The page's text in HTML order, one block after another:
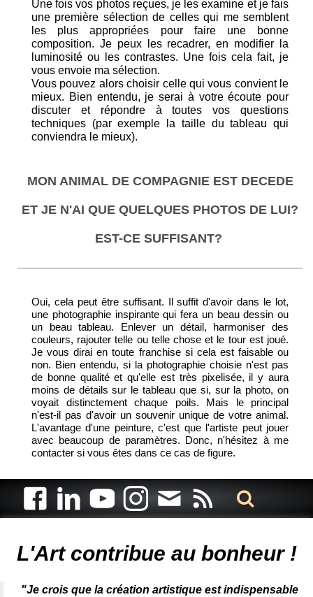
Une fois vos photos reçues, je les examine et je fais
une première sélection de celles qui me semblent
les plus appropriées pour faire une bonne
composition. Je peux les recadrer, en modifier la
luminosité ou les contrastes. Une fois cela fait, je
vous envoie ma sélection.
Vous pouvez alors choisir celle qui vous convient le
mieux. Bien entendu, je serai à votre écoute pour
discuter et répondre à toutes vos questions
techniques (par exemple la taille du tableau qui
conviendra le mieux).
MON ANIMAL DE COMPAGNIE EST DECEDE
ET JE N'AI QUE QUELQUES PHOTOS DE LUI?
EST-CE SUFFISANT?
Oui, cela peut être suffisant. Il suffit d'avoir dans le lot,
une photographie inspirante qui fera un beau dessin ou
un beau tableau. Enlever un détail, harmoniser des
couleurs, rajouter telle ou telle chose et le tour est joué.
Je vous dirai en toute franchise si cela est faisable ou
non. Bien entendu, si la photographie choisie n'est pas
de bonne qualité et qu'elle est très pixelisée, il y aura
moins de détails sur le tableau que si, sur la photo, on
voyait distinctement chaque poils. Mais le principal
n'est-il pas d'avoir un souvenir unique de votre animal.
L'avantage d'une peinture, c'est que l'artiste peut jouer
avec beaucoup de paramètres. Donc, n'hésitez à me
contacter si vous êtes dans ce cas de figure.
L'Art contribue au bonheur !
"Je crois que la création artistique est indispensable